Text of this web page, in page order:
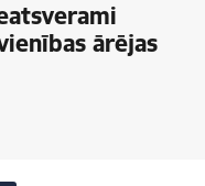
ārējas